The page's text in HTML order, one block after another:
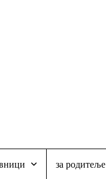
за родитеље